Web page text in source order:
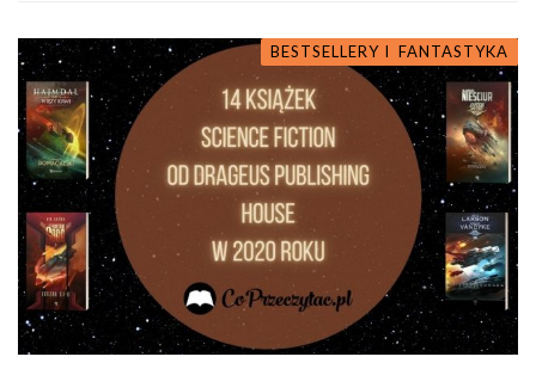
BESTSELLERY I ZESTAWIENIA
FANTASTYKA